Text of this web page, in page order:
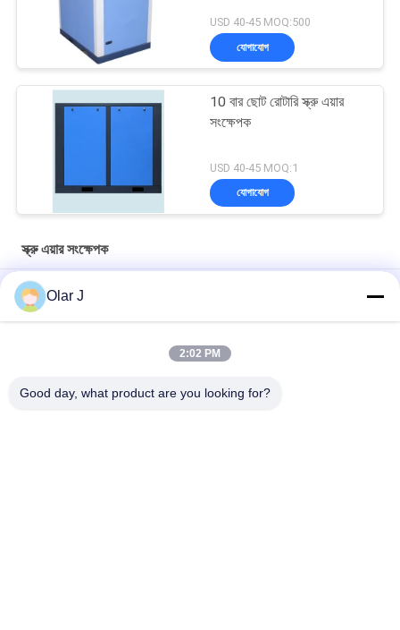
USD 40-45 MOQ:500
যোগাযোগ
10 বার ছোট রোটারি স্ক্রু এয়ার
সংক্ষেপক
USD 40-45 MOQ:1
যোগাযোগ
স্ক্রু এয়ার সংক্ষেপক
Direct Driven Rotary Screw Air Compressor 7.5kw 10hp Air
CoolingOlar J
2:02 PM
Good day, what product are you looking for?